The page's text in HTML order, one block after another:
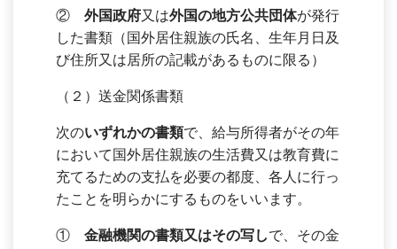
② 外国政府又は外国の地方公共団体が発行
した書類（国外居住親族の氏名、生年月日及
び住所又は居所の記載があるものに限る）
（２）送金関係書類
次のいずれかの書類で、給与所得者がその年
において国外居住親族の生活費又は教育費に
充てるための支払を必要の都度、各人に行っ
たことを明らかにするものをいいます。
① 金融機関の書類又はその写しで、その金